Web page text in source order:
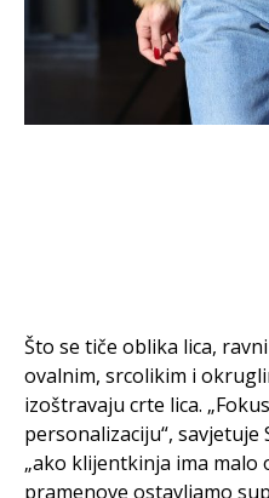
Što se tiče oblika lica,
ovalnim, srcolikim i
izoštravaju crte lica.
personalizaciju“, savjetuje
„ako klijentkinja ima malo
pramenove ostavljamo